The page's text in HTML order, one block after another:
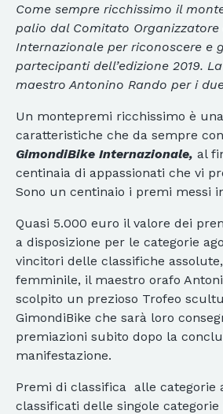
Come sempre ricchissimo il
palio dal Comitato Organizzatore
Internazionale per riconoscere e
partecipanti dell’edizione 2019.
maestro Antonino Rando per i
Un montepremi ricchissimo è
caratteristiche che da sempre
GimondiBike Internazionale, al
centinaia di appassionati che vi
Sono un centinaio i premi messi
Quasi 5.000 euro il valore dei
a disposizione per le categorie
vincitori delle classifiche
femminile, il maestro orafo
scolpito un prezioso Trofeo
GimondiBike che sarà loro
premiazioni subito dopo la
manifestazione.
Premi di classifica alle categorie
classificati delle singole categorie